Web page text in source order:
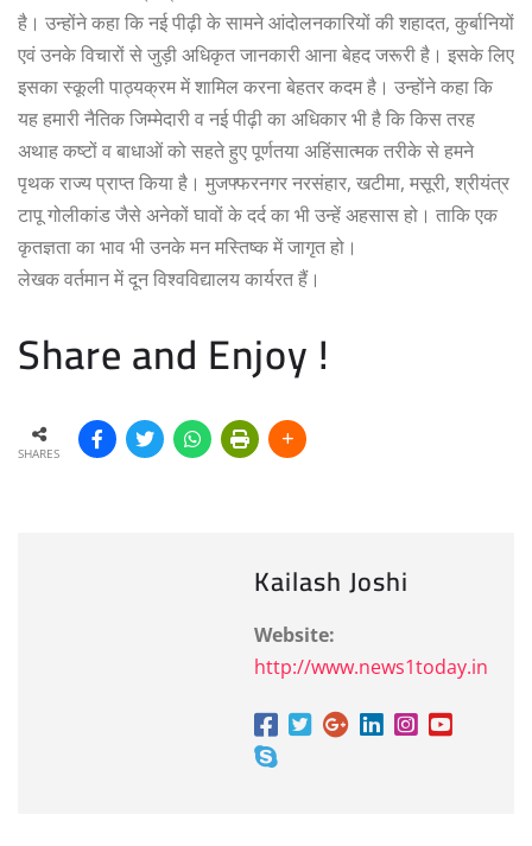
लेखक वर्तमान में दून विश्वविद्यालय कार्यरत हैं।
Share and Enjoy !
SHARES
Kailash Joshi
Website:
http://www.news1today.in